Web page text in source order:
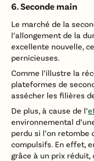
6. Seconde main
Le marché de la
l’allongement de la
excellente nouvelle,
pernicieuses.
Comme l’illustre la
plateformes de
assécher les filières
De plus, à cause de l’
environnemental
perdu si l’on retombe
compulsifs. En effet,
grâce à un prix